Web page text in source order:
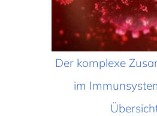
Der komplexe
im